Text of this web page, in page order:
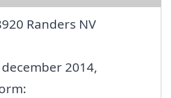
Randers NV
2014,